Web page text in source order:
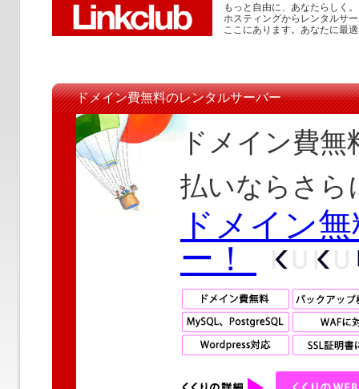
もっと自由に、あなたらしく。
ホスティングからレンタルサ
ここにあります。あなたに最
ドメイン費無料のレンタルサーバー
ドメイン費無
払いならさら
ドメイン
ー！